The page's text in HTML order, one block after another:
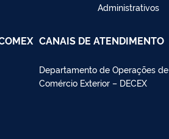
Administrativos
CANAIS DE ATENDIMENTO
Departamento de Operações de
Comércio Exterior – DECEX